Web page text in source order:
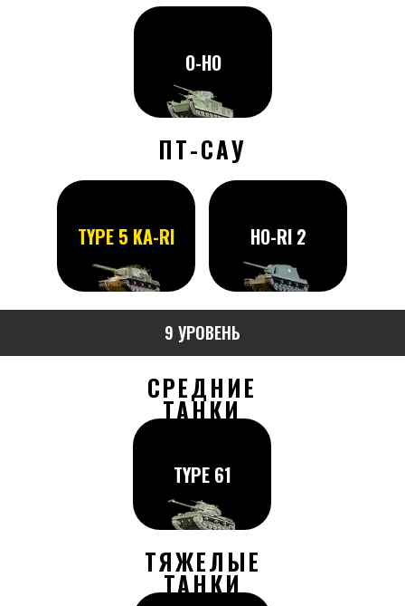
HO-RI 2
ПТ-САУ
O-HO
TYPE 5 KA-RI
9 УРОВЕНЬ
СРЕДНИЕ
ТАНКИ
TYPE 61
ТЯЖЕЛЫЕ
ТАНКИ